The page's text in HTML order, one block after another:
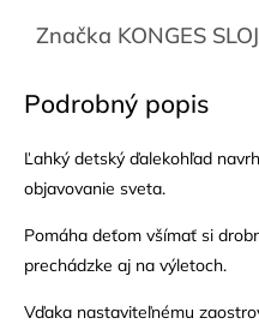
Značka KONGES
Podrobný popis
Ľahký detský ďalekohľad
objavovanie sveta.
Pomáha deťom všímať si
prechádzke aj na výletoch.
Vďaka nastaviteľnému